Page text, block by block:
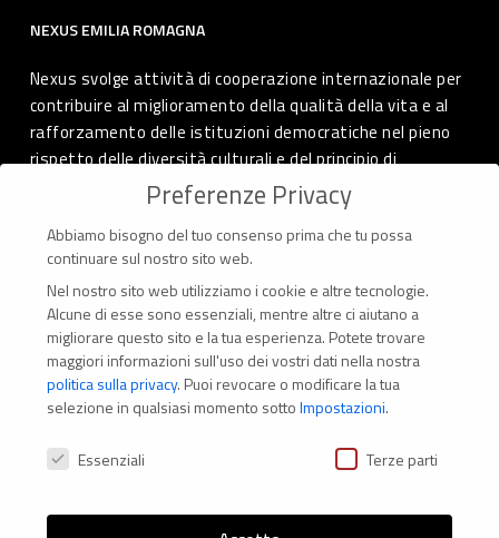
NEXUS EMILIA ROMAGNA
Nexus svolge attività di cooperazione internazionale per
contribuire al miglioramento della qualità della vita e al
rafforzamento delle istituzioni democratiche nel pieno
rispetto delle diversità culturali e del principio di
autodeterminazione dei popoli.
CONTATTI
Via Marconi 69 – 40122 Bologna (Italia)
Tel. +39 051 294 775
Preferenze Privacy
Abbiamo bisogno del tuo consenso prima che tu possa
continuare sul nostro sito web.
Nel nostro sito web utilizziamo i cookie e altre tecnologie.
Alcune di esse sono essenziali, mentre altre ci aiutano a
migliorare questo sito e la tua esperienza. Potete trovare
maggiori informazioni sull'uso dei vostri dati nella nostra
politica sulla privacy. Puoi revocare o modificare la tua
selezione in qualsiasi momento sottoImpostazioni.
Preferenze Privacy
Essenziali Terze parti